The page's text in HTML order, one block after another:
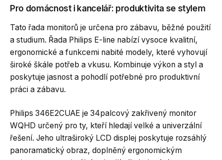
Pro domácnost i kancelář: produktivita se stylem
Tato řada monitorů je určena pro zábavu, běžné použití
a studium. Řada Philips E-line nabízí vysoce kvalitní,
ergonomické a funkcemi nabité modely, které vyhovují
široké škále potřeb a vkusu. Kombinuje výkon a styl a
poskytuje jasnost a pohodlí potřebné pro produktivní
práci a zábavu.
Philips 346E2CUAE je 34palcový zakřivený monitor
WQHD určený pro ty, kteří hledají velké a univerzální
řešení. Jeho ultraširoký LCD displej poskytuje rozsáhlý
panoramatický obraz, doplněný ergonomickým